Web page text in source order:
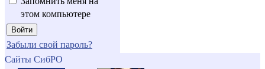
этом компьютере
Забыли свой пароль?
Сайты СибРО